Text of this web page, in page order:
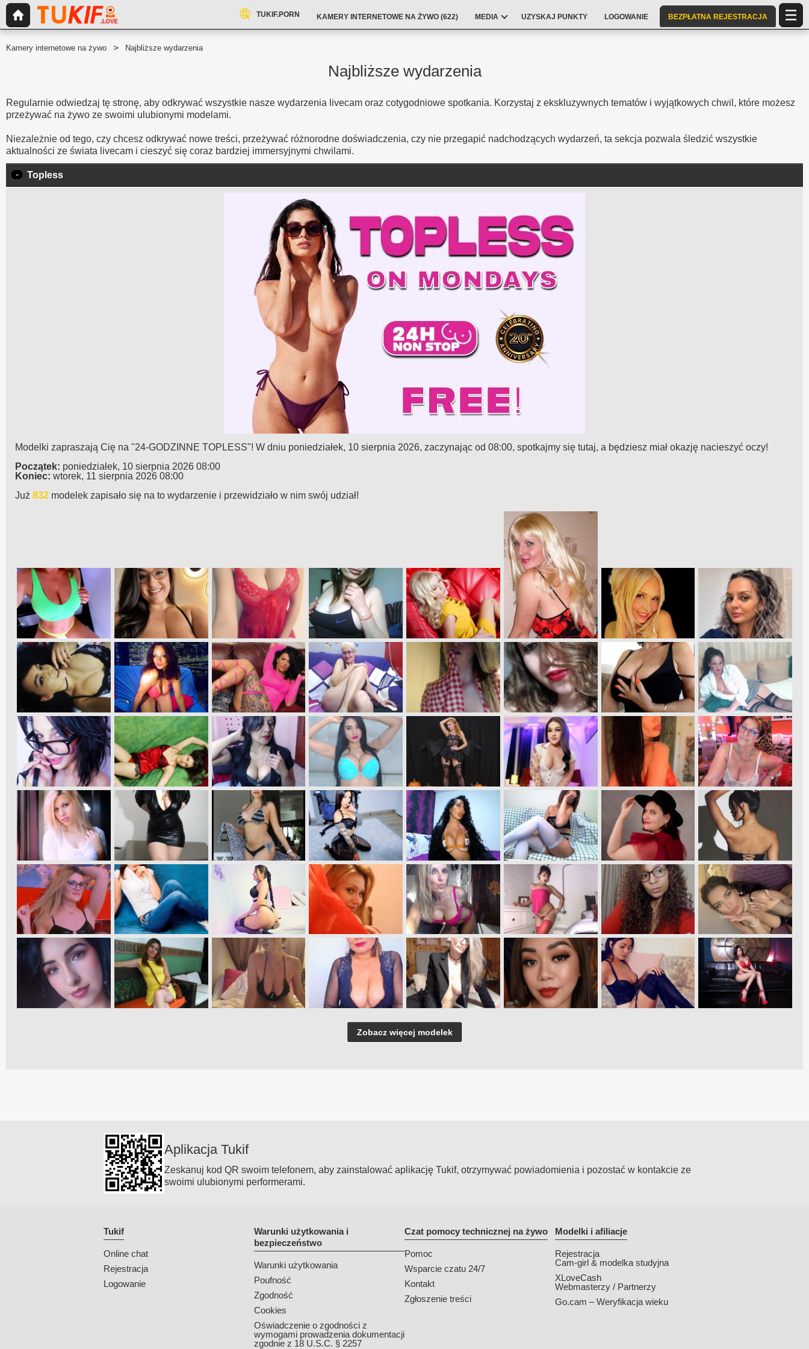
TUKIF.PORN KAMERY INTERNETOWE NA ŻYWO (622) MEDIA UZYSKAJ PUNKTY LOGOWANIE BEZPŁATNA REJESTRACJA
Kamery internetowe na żywo Najbliższe wydarzenia
Najbliższe wydarzenia
Regularnie odwiedzaj tę stronę, aby odkrywać wszystkie nasze wydarzenia livecam oraz cotygodniowe spotkania. Korzystaj z ekskluzywnych tematów i wyjątkowych chwil, które możesz
przeżywać na żywo ze swoimi ulubionymi modelami.
Niezależnie od tego, czy chcesz odkrywać nowe treści, przeżywać różnorodne doświadczenia, czy nie przegapić nadchodzących wydarzeń, ta sekcja pozwala śledzić wszystkie
aktualności ze świata livecam i cieszyć się coraz bardziej immersyjnymi chwilami.
- Topless
Modelki zapraszają Cię na "24-GODZINNE TOPLESS"! W dniu poniedziałek, 10 sierpnia 2026, zaczynając od 08:00, spotkajmy się tutaj, a będziesz miał okazję nacieszyć oczy!
Początek: poniedziałek, 10 sierpnia 2026 08:00
Koniec: wtorek, 11 sierpnia 2026 08:00
Już 832 modelek zapisało się na to wydarzenie i przewidziało w nim swój udział!
Zobacz więcej modelek
Aplikacja Tukif
Zeskanuj kod QR swoim telefonem, aby zainstalować aplikację Tukif, otrzymywać powiadomienia i pozostać w kontakcie ze
swoimi ulubionymi performerami.
Tukif
Online chat
Rejestracja
Logowanie
Warunki użytkowania i
bezpieczeństwo
Warunki użytkowania
Poufność
Zgodność
Cookies
Oświadczenie o zgodności z
wymogami prowadzenia dokumentacji
zgodnie z 18 U.S.C. § 2257
Czat pomocy technicznej na żywo
Pomoc
Wsparcie czatu 24/7
Kontakt
Zgłoszenie treści
Modelki i afiliacje
Rejestracja
Cam-girl & modelka studyjna
XLoveCash
Webmasterzy / Partnerzy
Go.cam – Weryfikacja wieku